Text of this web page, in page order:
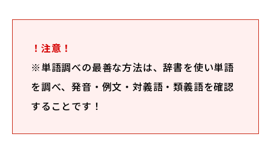
！注意！
※単語調べの最善な方法は、辞書を使い単語
を調べ、発音・例文・対義語・類義語を確認
することです！